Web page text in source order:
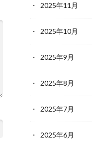
2025年11月
2025年10月
2025年9月
2025年8月
2025年7月
2025年6月